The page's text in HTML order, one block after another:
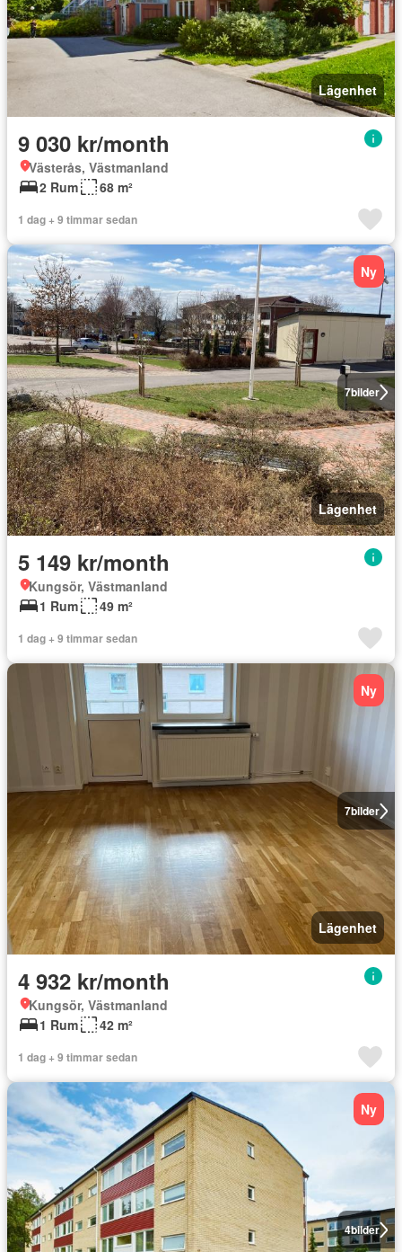
Lägenhet
9 030 kr/month
Västerås, Västmanland
2 Rum
68 m²
1 dag + 9 timmar sedan
7bilder
Ny
Lägenhet
5 149 kr/month
Kungsör, Västmanland
1 Rum
49 m²
1 dag + 9 timmar sedan
7bilder
Ny
Lägenhet
4 932 kr/month
Kungsör, Västmanland
1 Rum
42 m²
1 dag + 9 timmar sedan
4bilder
Ny